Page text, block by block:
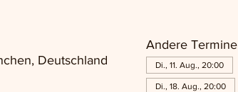
Deutschland
Andere Termine
Di., 11. Aug., 20:00
Di., 18. Aug., 20:00